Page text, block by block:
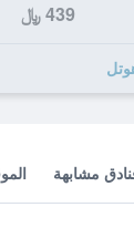
439 ﷼
مشابهة